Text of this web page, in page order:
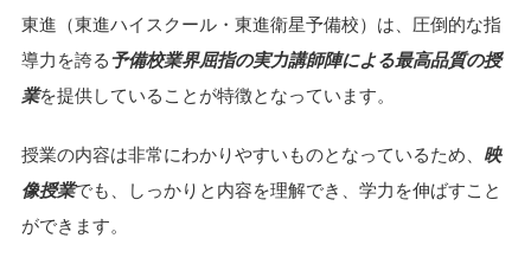
東進（東進ハイスクール・東進衛星予備校）は、圧倒的な指
導力を誇る予備校業界屈指の実力講師陣による最高品質の授
業を提供していることが特徴となっています。
授業の内容は非常にわかりやすいものとなっているため、 映
像授業でも、しっかりと内容を理解でき、学力を伸ばすこと
ができます。